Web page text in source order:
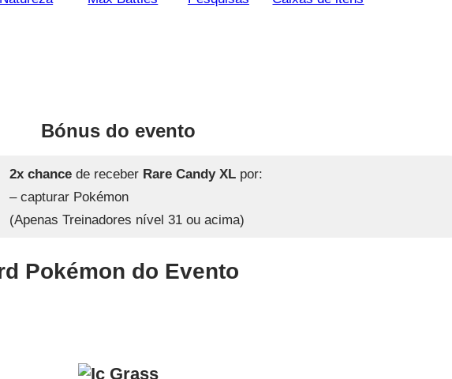
Bónus do evento
2x chance de receber Rare Candy XL por:
– capturar Pokémon
(Apenas Treinadores nível 31 ou acima)
Pokémon do Evento